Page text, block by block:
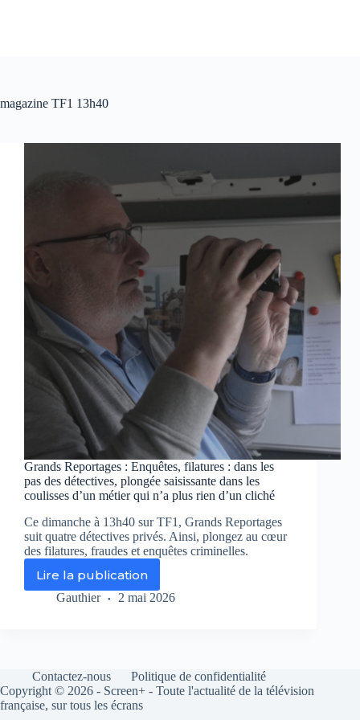
magazine TF1 13h40
Grands Reportages : Enquêtes, filatures : dans les
pas des détectives, plongée saisissante dans les
coulisses d’un métier qui n’a plus rien d’un cliché
Ce dimanche à 13h40 sur TF1, Grands Reportages
suit quatre détectives privés. Ainsi, plongez au cœur
des filatures, fraudes et enquêtes criminelles.
Lire la publication
Grands
Reportages
dans
les
pas
Gauthier 2 mai 2026
Contactez-nous
Politique de confidentialité
Copyright © 2026 - Screen+ - Toute l'actualité de la télévision
française, sur tous les écrans